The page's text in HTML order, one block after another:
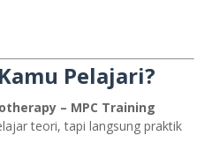
Pelajari?
– MPC Training
teori, tapi langsung praktik